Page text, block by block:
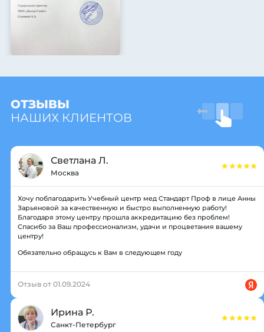
ОТЗЫВЫ
НАШИХ КЛИЕНТОВ
Светлана Л.
Москва
Хочу поблагодарить Учебный центр мед Стандарт Проф в лице Анны
Зарьяновой за качественную и быстро выполненную работу!
Благодаря этому центру прошла аккредитацию без проблем!
Спасибо за Ваш профессионализм, удачи и процветания вашему
центру!
Обязательно обращусь к Вам в следующем году
Отзыв от 01.09.2024
Ирина Р.
Санкт-Петербург